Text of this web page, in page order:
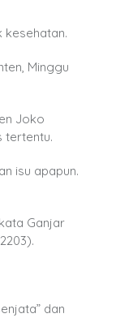
kesehatan.
Minggu
Joko
tertentu.
isu apapun.
Ganjar
dan